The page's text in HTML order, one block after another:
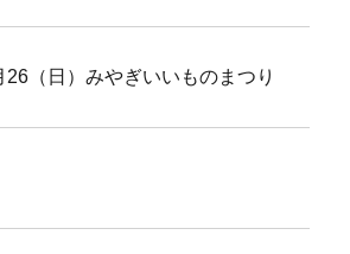
26（日）みやぎいいものまつり